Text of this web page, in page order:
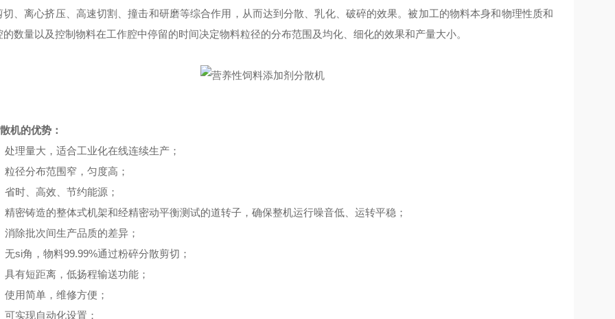
切、离心挤压、高速切割、撞击和研磨等综合作用，从而达到分散、乳化、破碎的效果。被加工的物料本身和物理性质和
的数量以及控制物料在工作腔中停留的时间决定物料粒径的分布范围及均化、细化的效果和产量大小。
机的优势：
处理量大，适合工业化在线连续生产；
粒径分布范围窄，匀度高；
省时、高效、节约能源；
精密铸造的整体式机架和经精密动平衡测试的道转子，确保整机运行噪音低、运转平稳；
消除批次间生产品质的差异；
无si角，物料99.99%通过粉碎分散剪切；
具有短距离，低扬程输送功能；
使用简单，维修方便；
可实现自动化设置；